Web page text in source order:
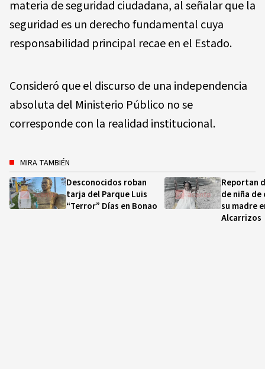
materia de seguridad ciudadana, al señalar que la
seguridad es un derecho fundamental cuya
responsabilidad principal recae en el Estado.
Consideró que el discurso de una independencia
absoluta del Ministerio Público no se
corresponde con la realidad institucional.
MIRA TAMBIÉN
Desconocidos roban
tarja del Parque Luis
“Terror” Días en Bonao
Reportan
de niña de
su madre
Alcarrizos